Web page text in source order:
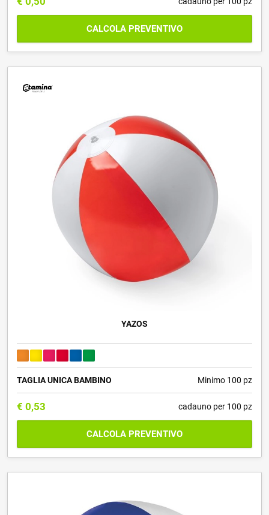
CALCOLA PREVENTIVO
YAZOS
TAGLIA UNICA BAMBINO Minimo 100 pz
€ 0,53 cadauno per 100 pz
CALCOLA PREVENTIVO